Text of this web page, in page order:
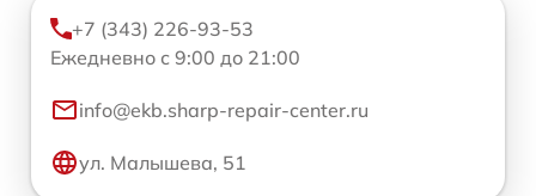
+7 (343) 226-93-53
Ежедневно с 9:00 до 21:00
info@ekb.sharp-repair-center.ru
ул. Малышева, 51